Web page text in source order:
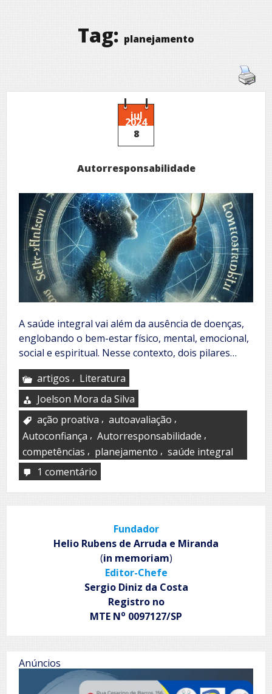
Tag: planejamento
jul
2024
8
Autorresponsabilidade
A saúde integral vai além da ausência de doenças,
englobando o bem-estar físico, mental, emocional,
social e espiritual. Nesse contexto, dois pilares…
artigos , Literatura
Joelson Mora da Silva
ação proativa , autoavaliação ,
Autoconfiança , Autorresponsabilidade ,
competências , planejamento , saúde integral
1 comentário
Fundador
Helio Rubens de Arruda e Miranda
(in memoriam)
Editor-Chefe
Sergio Diniz da Costa
Registro no
MTE No 0097127/SP
Anúncios